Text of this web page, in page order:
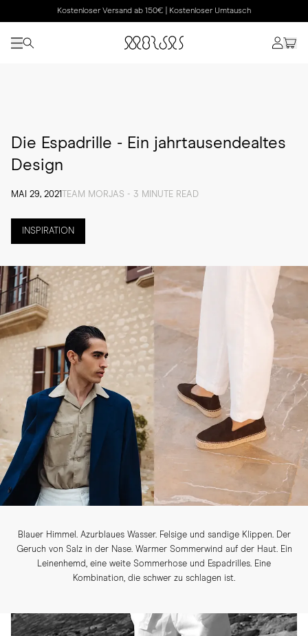
Kostenloser Versand ab 150€ | Kostenloser Umtausch
Die Espadrille - Ein jahrtausendealtes
Design
MAI 29, 2021 TEAM MORJAS - 3 MINUTE READ
INSPIRATION
Blauer Himmel. Azurblaues Wasser. Felsige und sandige Klippen. Der
Geruch von Salz in der Nase. Warmer Sommerwind auf der Haut. Ein
Leinenhemd, eine weite Sommerhose und Espadrilles. Eine
Kombination, die schwer zu schlagen ist.